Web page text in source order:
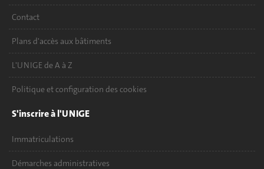
Contact
Plans d'accès aux bâtiments
L'UNIGE de A à Z
Politique et configuration des cookies
S'inscrire à l'UNIGE
Immatriculations
Démarches administratives